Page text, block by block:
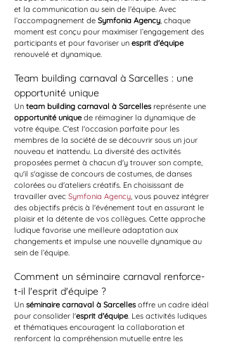
et la communication au sein de l'équipe. Avec
l’accompagnement de Symfonia Agency, chaque
moment est conçu pour maximiser l’engagement des
participants et pour favoriser un esprit d'équipe
renouvelé et dynamique.
Team building carnaval à Sarcelles : une
opportunité unique
Un team building carnaval à Sarcelles représente une
opportunité unique de réimaginer la dynamique de
votre équipe. C'est l'occasion parfaite pour les
membres de la société de se découvrir sous un jour
nouveau et inattendu. La diversité des activités
proposées permet à chacun d'y trouver son compte,
qu'il s'agisse de concours de costumes, de danses
colorées ou d'ateliers créatifs. En choisissant de
travailler avec Symfonia Agency, vous pouvez intégrer
des objectifs précis à l'événement tout en assurant le
plaisir et la détente de vos collègues. Cette approche
ludique favorise une meilleure adaptation aux
changements et impulse une nouvelle dynamique au
sein de l’équipe.
Comment un séminaire carnaval renforce-
t-il l'esprit d'équipe ?
Un séminaire carnaval à Sarcelles offre un cadre idéal
pour consolider l'esprit d'équipe. Les activités ludiques
et thématiques encouragent la collaboration et
renforcent la compréhension mutuelle entre les